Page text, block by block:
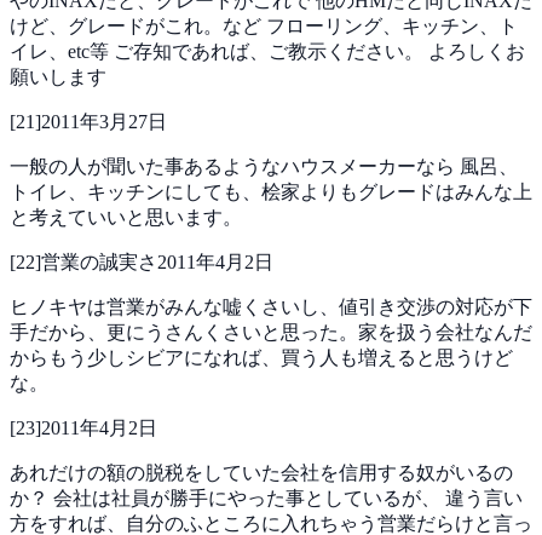
けど、グレードがこれ。など フローリング、キッチン、ト
イレ、etc等 ご存知であれば、ご教示ください。
よろしくお
願いします
[21]2011年3月27日
一般の人が聞いた事あるようなハウスメーカーなら 風呂、
トイレ、キッチンにしても、桧家よりもグレードはみんな上
と考えていいと思います。
[22]営業の誠実さ 2011年4月2日
ヒノキヤは営業がみんな嘘くさいし、値引き交渉の対応が下
手だから、更にうさんくさいと思った。家を扱う会社なんだ
からもう少しシビアになれば、買う人も増えると思うけど
な。
[23]2011年4月2日
あれだけの額の脱税をしていた会社を信用する奴がいるの
か？ 会社は社員が勝手にやった事としているが、 違う言い
方をすれば、自分のふところに入れちゃう営業だらけと言っ